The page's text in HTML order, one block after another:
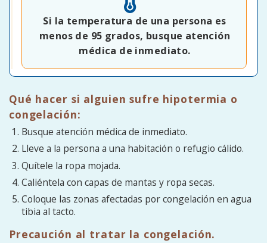
Si la temperatura de una persona es
menos de 95 grados, busque atención
médica de inmediato.
Qué hacer si alguien sufre hipotermia o
congelación:
Busque atención médica de inmediato.
Lleve a la persona a una habitación o refugio cálido.
Quítele la ropa mojada.
Caliéntela con capas de mantas y ropa secas.
Coloque las zonas afectadas por congelación en agua
tibia al tacto.
Precaución al tratar la congelación.